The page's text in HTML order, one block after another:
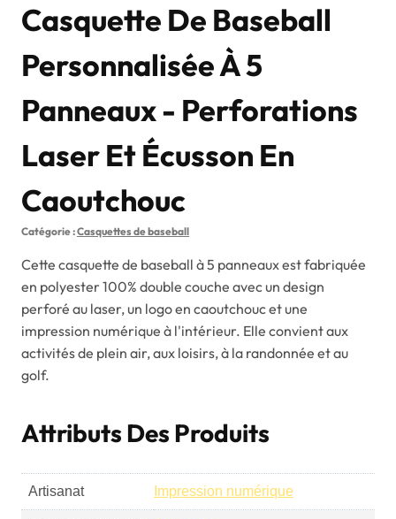
Casquette De Baseball
Personnalisée À 5
Panneaux - Perforations
Laser Et Écusson En
Caoutchouc
Catégorie :Casquettes de baseball
Cette casquette de baseball à 5 panneaux est fabriquée
en polyester 100% double couche avec un design
perforé au laser, un logo en caoutchouc et une
impression numérique à l'intérieur. Elle convient aux
activités de plein air, aux loisirs, à la randonnée et au
golf.
Attributs Des Produits
Artisanat Impression numérique